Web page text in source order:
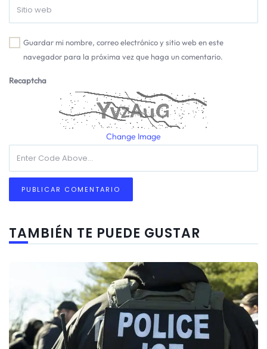
Guardar mi nombre, correo electrónico y sitio web en este
navegador para la próxima vez que haga un comentario.
Recaptcha
Change Image
TAMBIÉN TE PUEDE GUSTAR